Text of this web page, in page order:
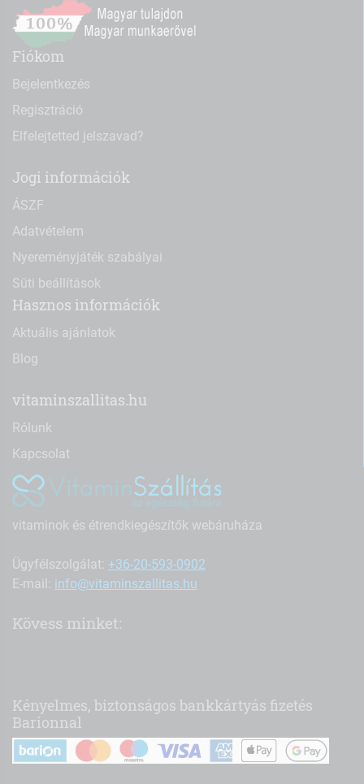
Fiókom
Bejelentkezés
Regisztráció
Elfelejtetted jelszavad?
Jogi információk
ÁSZF
Adatvételem
Nyereményjáték szabályai
Süti beállítások
Hasznos információk
Aktuális ajánlatok
Blog
vitaminszallitas.hu
Rólunk
Kapcsolat
vitaminok és étrendkiegészítők webáruháza
Ügyfélszolgálat: +36-20-593-0902
E-mail: info@vitaminszallitas.hu
Kövess minket:
Kényelmes, biztonságos bankkártyás fizetés
Barionnal